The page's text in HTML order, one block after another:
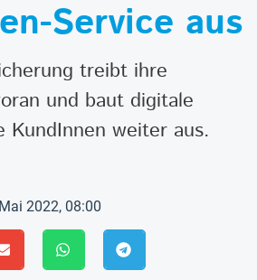
Service aus
treibt ihre
und baut digitale
KundInnen weiter aus.
2022, 08:00